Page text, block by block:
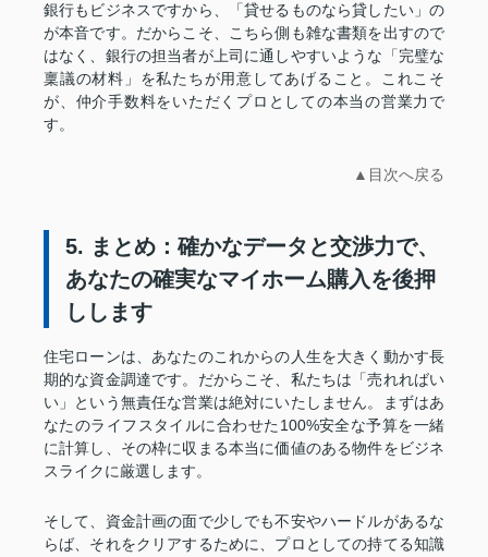
銀行もビジネスですから、「貸せるものなら貸したい」の
が本音です。だからこそ、こちら側も雑な書類を出すので
はなく、銀行の担当者が上司に通しやすいような「完璧な
稟議の材料」を私たちが用意してあげること。これこそ
が、仲介手数料をいただくプロとしての本当の営業力で
す。
▲目次へ戻る
5. まとめ：確かなデータと交渉力で、
あなたの確実なマイホーム購入を後押
しします
住宅ローンは、あなたのこれからの人生を大きく動かす長
期的な資金調達です。だからこそ、私たちは「売れればい
い」という無責任な営業は絶対にいたしません。まずはあ
なたのライフスタイルに合わせた100%安全な予算を一緒
に計算し、その枠に収まる本当に価値のある物件をビジネ
スライクに厳選します。
そして、資金計画の面で少しでも不安やハードルがあるな
らば、それをクリアするために、プロとしての持てる知識